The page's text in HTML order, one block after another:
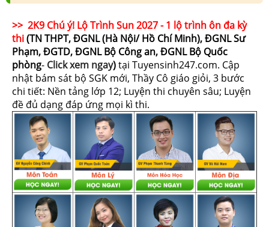
>> 2K9 Chú ý! Lộ Trình Sun 2027 - 1 lộ trình ôn đa kỳ
thi(TN THPT, ĐGNL (Hà Nội/ Hồ Chí Minh), ĐGNL Sư
Phạm, ĐGTD, ĐGNL Bộ Công an, ĐGNL Bộ Quốc
phòng- Click xem ngay)tại Tuyensinh247.com. Cập
nhật bám sát bộ SGK mới, Thầy Cô giáo giỏi, 3 bước
chi tiết: Nền tảng lớp 12; Luyện thi chuyên sâu; Luyện
đề đủ dạng đáp ứng mọi kì thi.